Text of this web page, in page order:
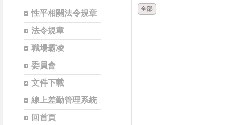
性平相關法令規章
法令規章
職場霸凌
委員會
文件下載
線上差勤管理系統
回首頁
全部